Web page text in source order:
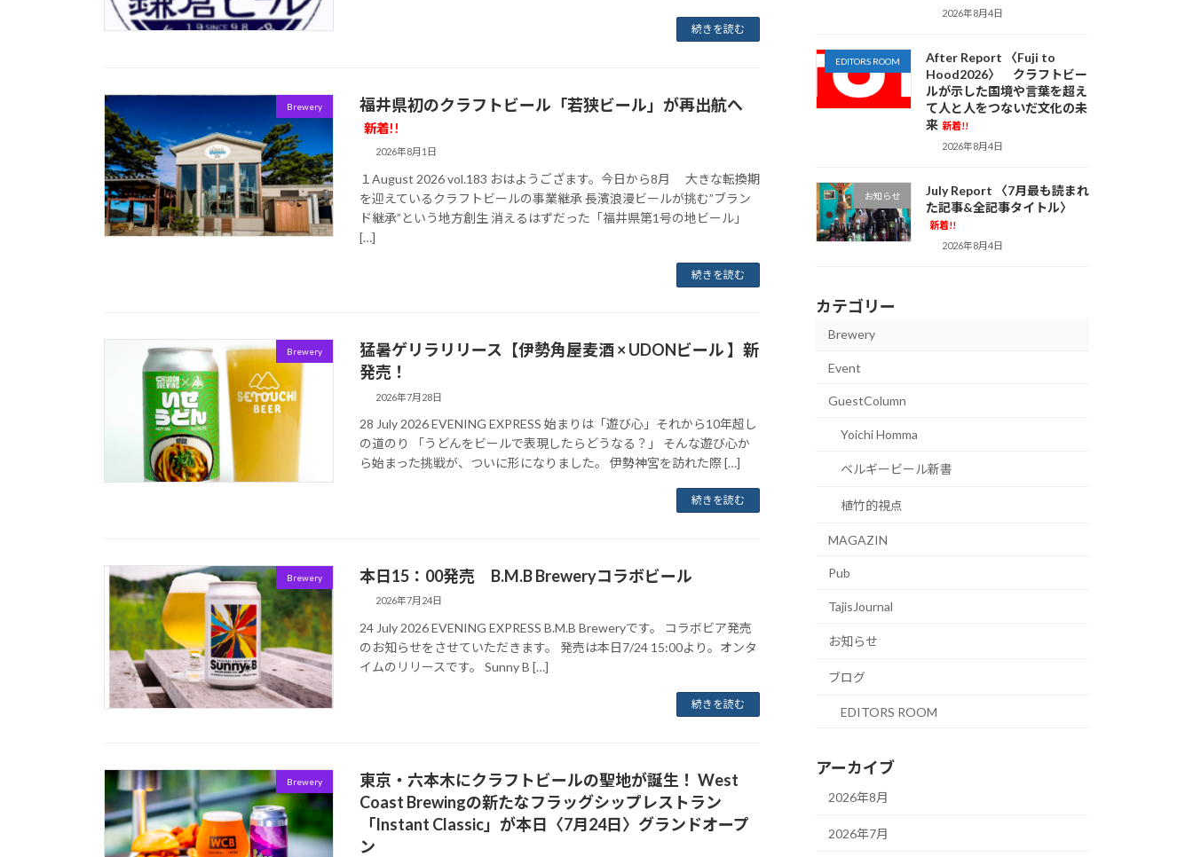
続きを読む
Brewery 福井県初のクラフトビール「若狭ビール」が再出航へ
新着!!
2026年8月1日
１August 2026 vol.183 おはようござます。今日から8月 大きな転換期
を迎えているクラフトビールの事業継承 長濱浪漫ビールが挑む”ブラン
ド継承”という地方創生 消えるはずだった「福井県第1号の地ビール」
[…]
続きを読む
Brewery
猛暑ゲリラリリース【伊勢角屋麦酒 × UDONビール 】新
発売！
2026年7月28日
28 July 2026 EVENING EXPRESS 始まりは「遊び心」それから10年超し
の道のり 「うどんをビールで表現したらどうなる？」 そんな遊び心か
ら始まった挑戦が、ついに形になりました。 伊勢神宮を訪れた際 […]
続きを読む
Brewery 本日15：00発売 B.M.B Breweryコラボビール
2026年7月24日
24 July 2026 EVENING EXPRESS B.M.B Breweryです。 コラボビア発売
のお知らせをさせていただきます。 発売は本日7/24 15:00より。オンタ
イムのリリースです。 Sunny B […]
続きを読む
Brewery
東京・六本木にクラフトビールの聖地が誕生！ West
Coast Brewingの新たなフラッグシップレストラン
「Instant Classic」が本日〈7月24日〉グランドオープ
ン
2026年8月4日
EDITORS ROOM
After Report 〈Fuji to
Hood2026〉 クラフトビー
ルが示した国境や言葉を超え
て人と人をつないだ文化の未
来 新着!!
2026年8月4日
お知らせ
July Report 〈7月最も読まれ
た記事&全記事タイトル〉
新着!!
2026年8月4日
カテゴリー
Brewery
Event
GuestColumn
Yoichi Homma
ベルギービール新書
植竹的視点
MAGAZIN
Pub
TajisJournal
お知らせ
ブログ
EDITORS ROOM
アーカイブ
2026年8月
2026年7月